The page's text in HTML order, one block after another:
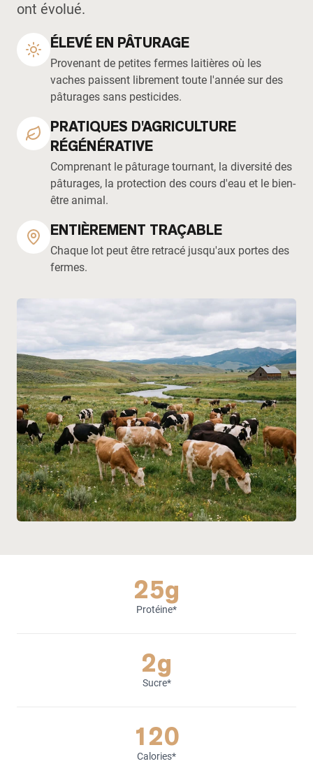
ont évolué.
ÉLEVÉ EN PÂTURAGE
Provenant de petites fermes laitières où les
vaches paissent librement toute l'année sur des
pâturages sans pesticides.
PRATIQUES D'AGRICULTURE
RÉGÉNÉRATIVE
Comprenant le pâturage tournant, la diversité des
pâturages, la protection des cours d'eau et le bien-
être animal.
ENTIÈREMENT TRAÇABLE
Chaque lot peut être retracé jusqu'aux portes des
fermes.
25g
Protéine*
2g
Sucre*
120
Calories*